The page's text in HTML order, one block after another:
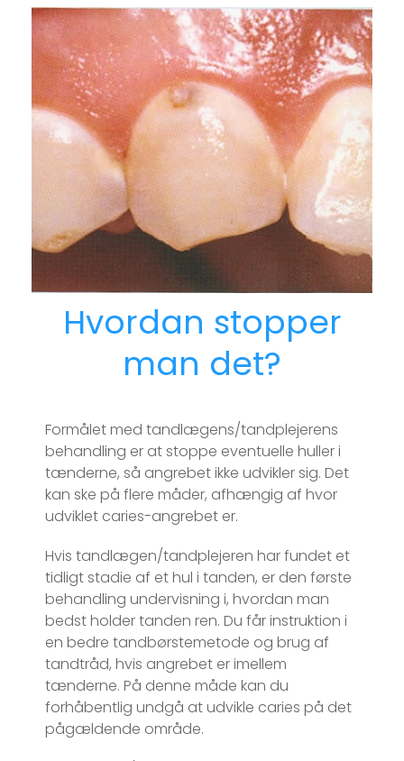
Hvordan stopper
man det?
Formålet med tandlægens/tandplejerens
behandling er at stoppe eventuelle huller i
tænderne, så angrebet ikke udvikler sig. Det
kan ske på flere måder, afhængig af hvor
udviklet caries-angrebet er.
Hvis tandlægen/tandplejeren har fundet et
tidligt stadie af et hul i tanden, er den første
behandling undervisning i, hvordan man
bedst holder tanden ren. Du får instruktion i
en bedre tandbørstemetode og brug af
tandtråd, hvis angrebet er imellem
tænderne. På denne måde kan du
forhåbentlig undgå at udvikle caries på det
pågældende område.